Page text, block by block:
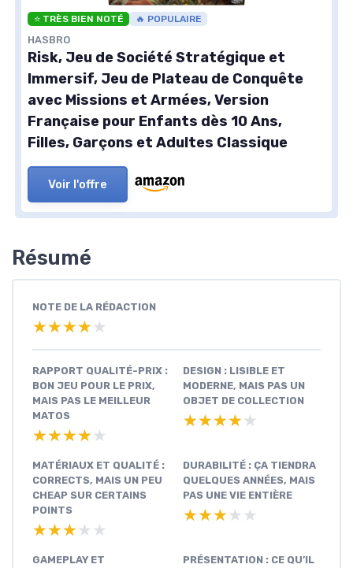
⭐ TRÈS BIEN NOTÉ 🔥 POPULAIRE
HASBRO
Risk, Jeu de Société Stratégique et
Immersif, Jeu de Plateau de Conquête
avec Missions et Armées, Version
Française pour Enfants dès 10 Ans,
Filles, Garçons et Adultes Classique
Voir l'offre
Résumé
NOTE DE LA RÉDACTION
★★★★★
★★★★★
RAPPORT QUALITÉ-PRIX :
BON JEU POUR LE PRIX,
MAIS PAS LE MEILLEUR
MATOS
★★★★★
★★★★★
DESIGN : LISIBLE ET
MODERNE, MAIS PAS UN
OBJET DE COLLECTION
★★★★★
★★★★★
MATÉRIAUX ET QUALITÉ :
CORRECTS, MAIS UN PEU
CHEAP SUR CERTAINS
POINTS
★★★★★
★★★★★
DURABILITÉ : ÇA TIENDRA
QUELQUES ANNÉES, MAIS
PAS UNE VIE ENTIÈRE
★★★★★
★★★★★
GAMEPLAY ET
PRÉSENTATION : CE QU’IL